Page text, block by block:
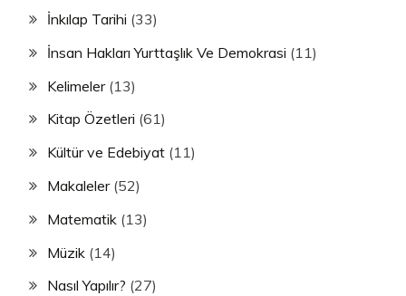
İnkılap Tarihi (33)
İnsan Hakları Yurttaşlık Ve Demokrasi (11)
Kelimeler(13)
Kitap Özetleri (61)
Kültür ve Edebiyat (11)
Makaleler(52)
Matematik (13)
Müzik (14)
Nasıl Yapılır? (27)